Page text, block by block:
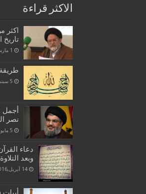
الاكثر قراءة
1 مارس,2018
5 سبتمبر,2017
أجمل
نصر
5 مايو,2017
دعاء
وبعد التلاوة
14 أبريل,2016